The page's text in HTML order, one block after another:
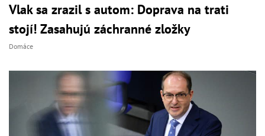
Vlak sa zrazil s autom: Doprava na trati
stojí! Zasahujú záchranné zložky
Domáce